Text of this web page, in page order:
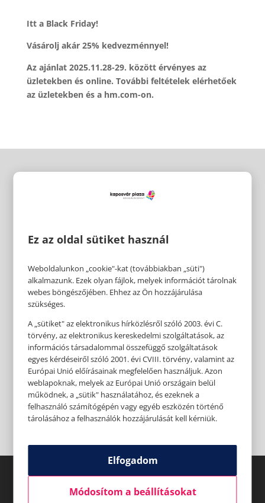
Itt a Black Friday!
Vásárolj akár 25% kedvezménnyel!
Az ajánlat 2025.11.28-29. között érvényes az
üzletekben és online. További feltételek elérhetőek
az üzletekben és a hm.com-on.
Ez az oldal sütiket használ
Weboldalunkon „cookie"-kat (továbbiakban „süti")
alkalmazunk. Ezek olyan fájlok, melyek információt tárolnak
webes böngészőjében. Ehhez az Ön hozzájárulása
szükséges.
A „sütiket" az elektronikus hírközlésről szóló 2003. évi C.
törvény, az elektronikus kereskedelmi szolgáltatások, az
információs társadalommal összefüggő szolgáltatások
egyes kérdéseiről szóló 2001. évi CVIII. törvény, valamint az
Európai Unió előírásainak megfelelően használjuk. Azon
weblapoknak, melyek az Európai Unió országain belül
működnek, a „sütik" használatához, és ezeknek a
felhasználó számítógépén vagy egyéb eszközén történő
tárolásához a felhasználók hozzájárulását kell kérniük.
Elfogadom
Módosítom a beállításokat